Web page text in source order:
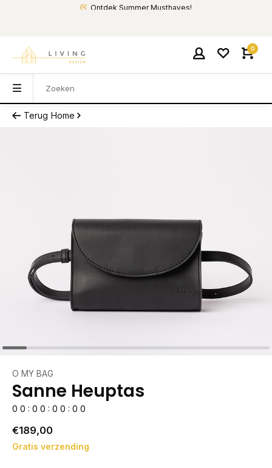
Ontdek Summer Musthaves!
0
Terug Home
O MY BAG
Sanne Heuptas
0 0 : 0 0 : 0 0 : 0 0
€189,00
Gratis verzending